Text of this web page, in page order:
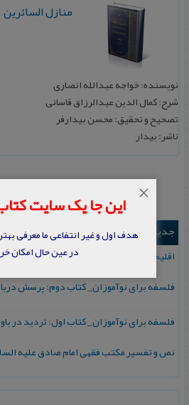
منازل السائرین
نویسنده: خواجه عبدالله انصاری
شرح: کمال الدین عبدالرزاق قاسانی
تصحیح و تحقیق: محسن بیدارفر
ناشر: بیدار
جدیدترین ها
اقلیم مورخان؛ مهارت‌های تاریخ ورزی علمی
فلسفه برای نوآموزان_ کتاب دوم: پرسش
فلسفه برای نوآموزان_ کتاب اول: تردید در
نص و تفسیر مکتب فقهی امام صادق علیه
این جا یک سایت
هدف اول و غیر انتفاعی ما معرفی
در عین حال امکان
×